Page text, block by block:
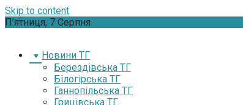
Skip to content
П’ятниця, 7 Серпня
Новини ТГ
Берездівська ТГ
Білогірська ТГ
Ганнопільська ТГ
Грицівська ТГ